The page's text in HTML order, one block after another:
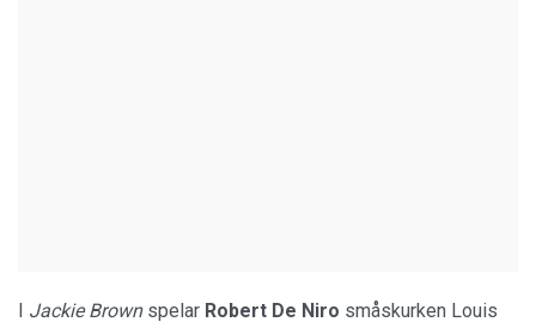
I Jackie Brown spelar Robert De Niro småskurken Louis